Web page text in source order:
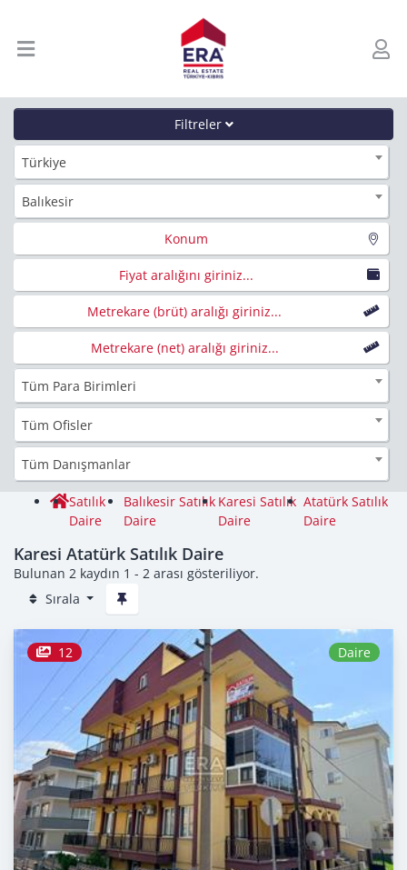
Filtreler
Türkiye
Balıkesir
Konum
Fiyat aralığını giriniz...
Metrekare (brüt) aralığı giriniz...
Metrekare (net) aralığı giriniz...
Tüm Para Birimleri
Tüm Ofisler
Tüm Danışmanlar
Satılık
Daire
Balıkesir Satılık
Daire
Karesi Satılık
Daire
Atatürk Satılık
Daire
Karesi Atatürk Satılık Daire
Bulunan 2 kaydın 1 - 2 arası gösteriliyor.
Sırala
12 Daire